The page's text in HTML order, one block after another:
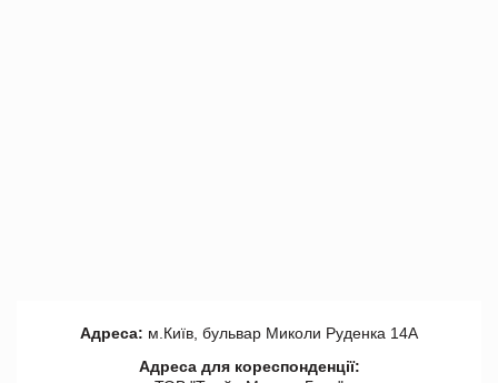
Адреса: м.Київ, бульвар Миколи Руденка 14А
Адреса для кореспонденції: